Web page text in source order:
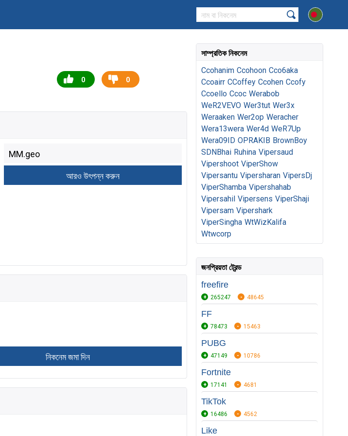
0 0
সাম্প্রতিক নিকনেম
Ccohanim Ccohoon Cco6aka
Ccoairr CCoffey Ccohen Ccofy
Ccoello Ccoc Werabob
WeR2VEVO Wer3tut Wer3x
Weraaken Wer2op Weracher
Wera13wera Wer4d WeR7Up
Wera09ID OPRAKIB BrownBoy
SDNBhai Ruhina Vipersaud
Vipershoot ViperShow
Vipersantu Vipersharan VipersDj
ViperShamba Vipershahab
Vipersahil Vipersens ViperShaji
Vipersam Vipershark
ViperSingha WtWizKalifa
Wtwcorp
জনপ্রিয়তা ট্রেন্ড
freefire
265247 48645
FF
78473 15463
PUBG
47149 10786
Fortnite
17141 4681
TikTok
16486 4562
Like